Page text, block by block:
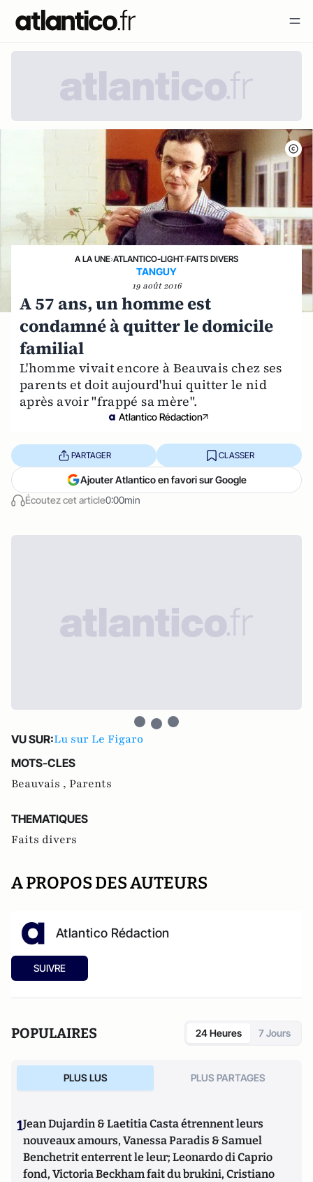
A LA UNE›ATLANTICO-LIGHT›FAITS DIVERS
TANGUY
19 août 2016
A 57 ans, un homme est
condamné à quitter le domicile
familial
L'homme vivait encore à Beauvais chez ses
parents et doit aujourd'hui quitter le nid
après avoir "frappé sa mère".
Atlantico Rédaction
Écoutez cet article0:00min
PARTAGER CLASSER
Ajouter Atlantico en favori sur Google
VU SUR:Lu sur Le Figaro
MOTS-CLES
Beauvais , Parents
THEMATIQUES
Faits divers
A PROPOS DES AUTEURS
Atlantico Rédaction
SUIVRE
POPULAIRES 24 Heures 7 Jours
PLUS LUS PLUS PARTAGES
1Jean Dujardin & Laetitia Casta étrennent leurs
nouveaux amours, Vanessa Paradis & Samuel
Benchetrit enterrent le leur; Leonardo di Caprio
fond, Victoria Beckham fait du brukini, Cristiano